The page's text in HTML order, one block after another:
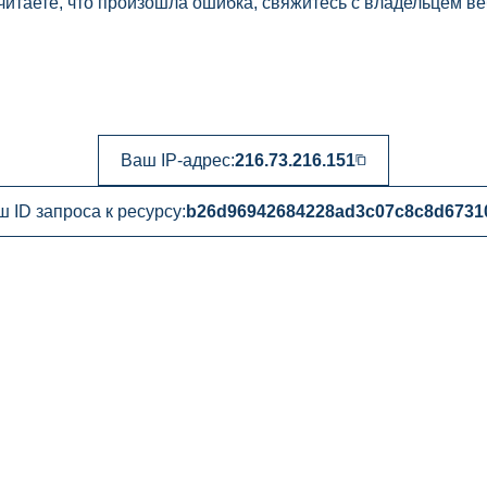
Ваш IP-адрес:216.73.216.151
ID запроса к ресурсу: